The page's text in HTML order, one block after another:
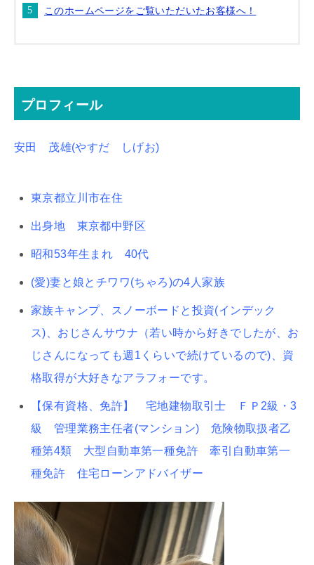
このホームページをご覧いただいたお客様へ！
プロフィール
安田 茂雄(やすだ しげお)
東京都立川市在住
出身地 東京都中野区
昭和53年生まれ 40代
(愛)妻と娘とチワワ(ちゃろ)の4人家族
家族キャンプ、スノーボードと投資(インデック
ス)、おじさんサウナ（若い時から好きでしたが、お
じさんになっても週1くらいで続けているので)、資
格取得が大好きなアラフォーです。
【保有資格、免許】 宅地建物取引士 ＦＰ2級・3
級 管理業務主任者(マンション) 危険物取扱者乙
種第4類 大型自動車第一種免許 牽引自動車第一
種免許 住宅ローンアドバイザー